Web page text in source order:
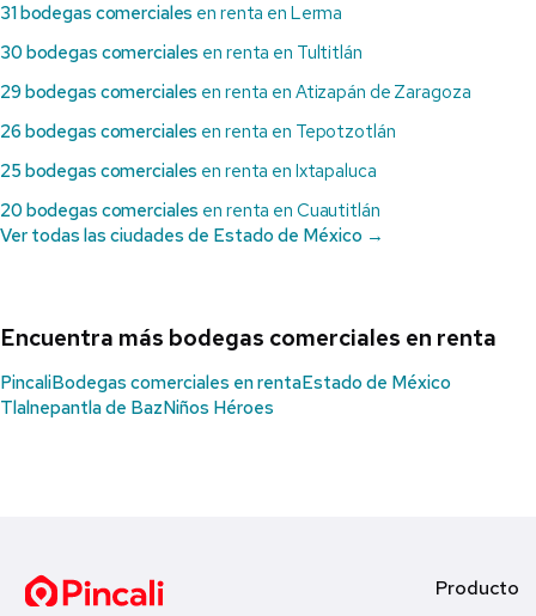
31 bodegas comerciales en renta en Lerma
30 bodegas comerciales en renta en Tultitlán
29 bodegas comerciales en renta en Atizapán de Zaragoza
26 bodegas comerciales en renta en Tepotzotlán
25 bodegas comerciales en renta en Ixtapaluca
20 bodegas comerciales en renta en Cuautitlán
Ver todas las ciudades de Estado de México →
Encuentra más bodegas comerciales en renta
PincaliBodegas comerciales en rentaEstado de México
Tlalnepantla de BazNiños Héroes
Producto